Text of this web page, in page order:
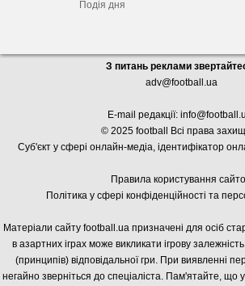
Подія дня
З питань реклами
adv@football.ua
E-mail редакції:
© 2025 football Всі права
Суб'єкт у сфері онлайн-медіа, ідентифікатор
Правила користування
Політика у сфері конфіденційності та
Матеріали сайту football.ua призначені для осіб
в азартних іграх може викликати ігрову
(принципів) відповідальної гри. При виявленні
негайно зверніться до спеціаліста. Пам'ятайте, що